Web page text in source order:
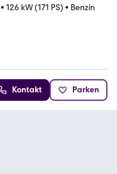
• 126 kW (171 PS) • Benzin
Kontakt Parken